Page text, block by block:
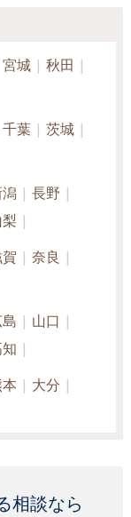
宮城
秋田
千葉
茨城
長野
奈良
山口
大分
相談なら